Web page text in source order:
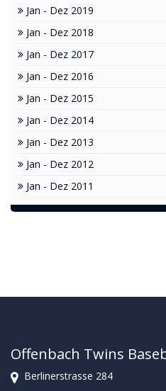
Jan - Dez 2019
Jan - Dez 2018
Jan - Dez 2017
Jan - Dez 2016
Jan - Dez 2015
Jan - Dez 2014
Jan - Dez 2013
Jan - Dez 2012
Jan - Dez 2011
Offenbach Twins
Berlinerstrasse 284